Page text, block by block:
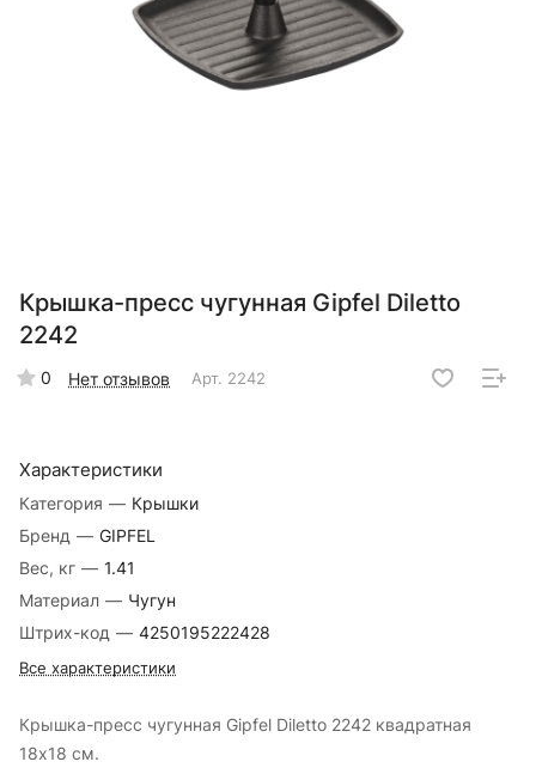
Крышка-пресс чугунная Gipfel Diletto
2242
0 Нет отзывов Арт. 2242
Характеристики
Категория — Крышки
Бренд — GIPFEL
Вес, кг — 1.41
Материал — Чугун
Штрих-код — 4250195222428
Все характеристики
Крышка-пресс чугунная Gipfel Diletto 2242 квадратная
18х18 см.